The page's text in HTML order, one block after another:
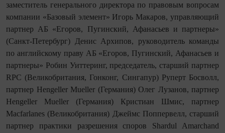
заместитель генерального директора по правовым вопросам
компании «Базовый элемент» Игорь Макаров, управляющий
партнер АБ «Егоров, Пугинский, Афанасьев и партнеры»
(Санкт-Петербург) Денис Архипов, руководитель команды
по английскому праву АБ «Егоров, Пугинский, Афанасьев и
партнеры» Робин Уиттеринг, председатель, старший партнер
RPC (Великобритания, Гонконг, Сингапур) Руперт Босволл,
партнер Hengeller Mueller (Германия) Олег Лузанов, партнер
Hengeller Mueller (Германия) Кристиан Шмис, партнер
Macfarlanes (Великобритания) Джеймс Поппервелл, старший
партнер практики разрешения споров Shardul Amarchand